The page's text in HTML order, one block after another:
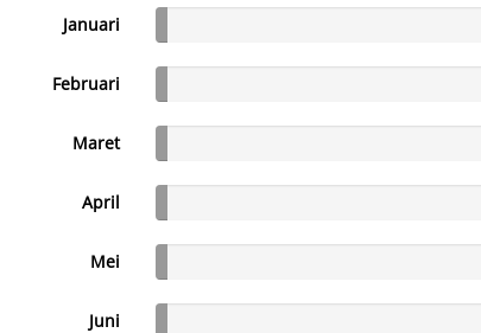
Januari
Februari
Maret
April
Mei
Juni